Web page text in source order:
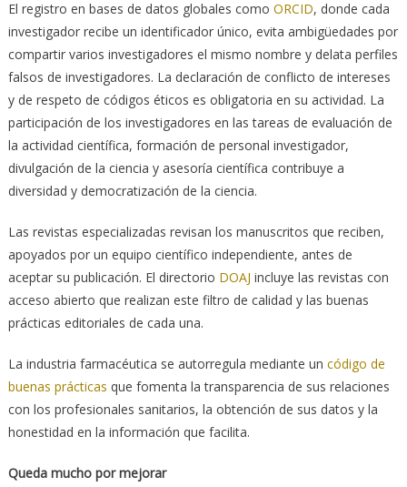
El registro en bases de datos globales como ORCID, donde cada
investigador recibe un identificador único, evita ambigüedades por
compartir varios investigadores el mismo nombre y delata perfiles
falsos de investigadores. La declaración de conflicto de intereses
y de respeto de códigos éticos es obligatoria en su actividad. La
participación de los investigadores en las tareas de evaluación de
la actividad científica, formación de personal investigador,
divulgación de la ciencia y asesoría científica contribuye a
diversidad y democratización de la ciencia.
Las revistas especializadas revisan los manuscritos que reciben,
apoyados por un equipo científico independiente, antes de
aceptar su publicación. El directorio DOAJ incluye las revistas con
acceso abierto que realizan este filtro de calidad y las buenas
prácticas editoriales de cada una.
La industria farmacéutica se autorregula mediante un código de
buenas prácticas que fomenta la transparencia de sus relaciones
con los profesionales sanitarios, la obtención de sus datos y la
honestidad en la información que facilita.
Queda mucho por mejorar